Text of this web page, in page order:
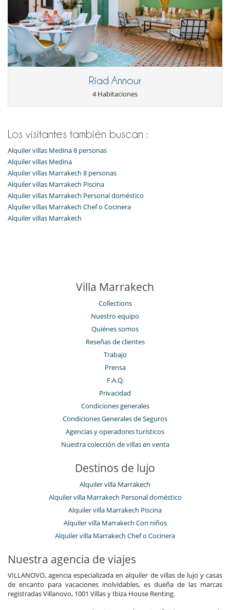
Riad Annour
4 Habitaciones
Los visitantes también buscan :
Alquiler villas Medina 8 personas
Alquiler villas Medina
Alquiler villas Marrakech 8 personas
Alquiler villas Marrakech Piscina
Alquiler villas Marrakech Personal doméstico
Alquiler villas Marrakech Chef o Cocinera
Alquiler villas Marrakech
Villa Marrakech
Collections
Nuestro equipo
Quiénes somos
Reseñas de clientes
Trabajo
Prensa
F.A.Q.
Privacidad
Condiciones generales
Condiciones Generales de Seguros
Agencias y operadores turísticos
Nuestra colección de villas en venta
Destinos de lujo
Alquiler villa Marrakech
Alquiler villa Marrakech Personal doméstico
Alquiler villa Marrakech Piscina
Alquiler villa Marrakech Con niños
Alquiler villa Marrakech Chef o Cocinera
Nuestra agencia de viajes
VILLANOVO, agencia especializada en alquiler de villas de lujo y casas
de encanto para vacaciones inolvidables, es dueña de las marcas
registradas Villanovo, 1001 Villas y Ibiza House Renting.